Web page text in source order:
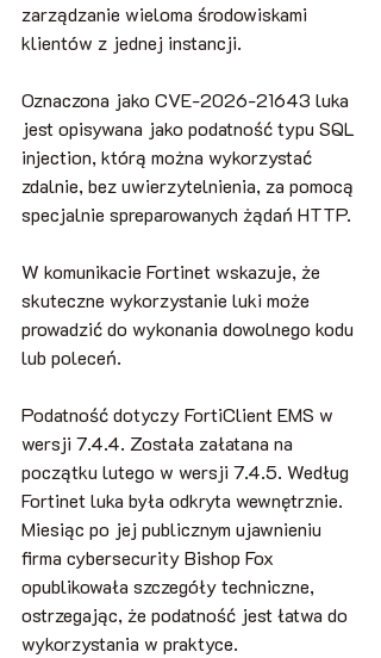
zarządzanie wieloma środowiskami
klientów z jednej instancji.
Oznaczona jako CVE-2026-21643 luka
jest opisywana jako podatność typu SQL
injection, którą można wykorzystać
zdalnie, bez uwierzytelnienia, za pomocą
specjalnie spreparowanych żądań HTTP.
W komunikacie Fortinet wskazuje, że
skuteczne wykorzystanie luki może
prowadzić do wykonania dowolnego kodu
lub poleceń.
Podatność dotyczy FortiClient EMS w
wersji 7.4.4. Została załatana na
początku lutego w wersji 7.4.5. Według
Fortinet luka była odkryta wewnętrznie.
Miesiąc po jej publicznym ujawnieniu
firma cybersecurity Bishop Fox
opublikowała szczegóły techniczne,
ostrzegając, że podatność jest łatwa do
wykorzystania w praktyce.